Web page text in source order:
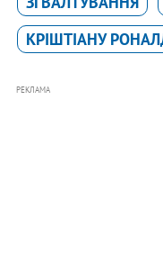
КРІШТІАНУ
РЕКЛАМА